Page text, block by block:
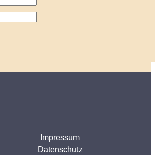
Impressum
Datenschutz